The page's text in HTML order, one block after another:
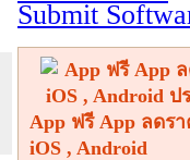
Submit
App ฟรี App ลดร
iOS , Android